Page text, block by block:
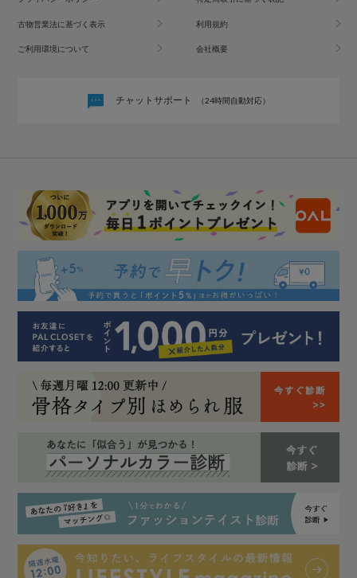
古物営業法に基づく表示 利用規約
ご利用環境について 会社概要
チャットサポート （24時間自動対応）